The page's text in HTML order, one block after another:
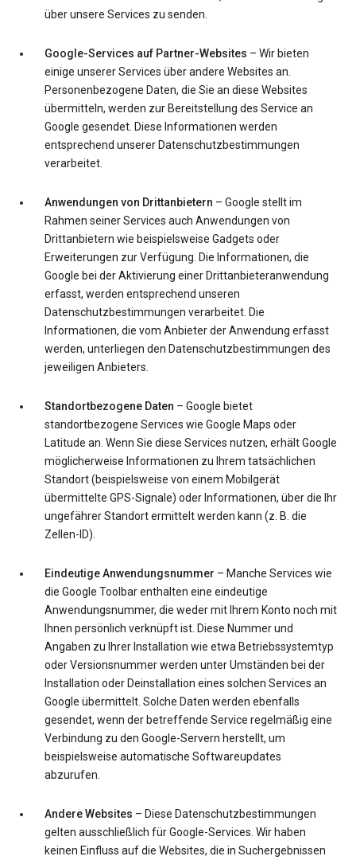
über unsere Services zu senden.
Google-Services auf Partner-Websites – Wir bieten
einige unserer Services über andere Websites an.
Personenbezogene Daten, die Sie an diese Websites
übermitteln, werden zur Bereitstellung des Service an
Google gesendet. Diese Informationen werden
entsprechend unserer Datenschutzbestimmungen
verarbeitet.
Anwendungen von Drittanbietern – Google stellt im
Rahmen seiner Services auch Anwendungen von
Drittanbietern wie beispielsweise Gadgets oder
Erweiterungen zur Verfügung. Die Informationen, die
Google bei der Aktivierung einer Drittanbieteranwendung
erfasst, werden entsprechend unseren
Datenschutzbestimmungen verarbeitet. Die
Informationen, die vom Anbieter der Anwendung erfasst
werden, unterliegen den Datenschutzbestimmungen des
jeweiligen Anbieters.
Standortbezogene Daten – Google bietet
standortbezogene Services wie Google Maps oder
Latitude an. Wenn Sie diese Services nutzen, erhält Google
möglicherweise Informationen zu Ihrem tatsächlichen
Standort (beispielsweise von einem Mobilgerät
übermittelte GPS-Signale) oder Informationen, über die Ihr
ungefährer Standort ermittelt werden kann (z. B. die
Zellen-ID).
Eindeutige Anwendungsnummer – Manche Services wie
die Google Toolbar enthalten eine eindeutige
Anwendungsnummer, die weder mit Ihrem Konto noch mit
Ihnen persönlich verknüpft ist. Diese Nummer und
Angaben zu Ihrer Installation wie etwa Betriebssystemtyp
oder Versionsnummer werden unter Umständen bei der
Installation oder Deinstallation eines solchen Services an
Google übermittelt. Solche Daten werden ebenfalls
gesendet, wenn der betreffende Service regelmäßig eine
Verbindung zu den Google-Servern herstellt, um
beispielsweise automatische Softwareupdates
abzurufen.
Andere Websites – Diese Datenschutzbestimmungen
gelten ausschließlich für Google-Services. Wir haben
keinen Einfluss auf die Websites, die in Suchergebnissen